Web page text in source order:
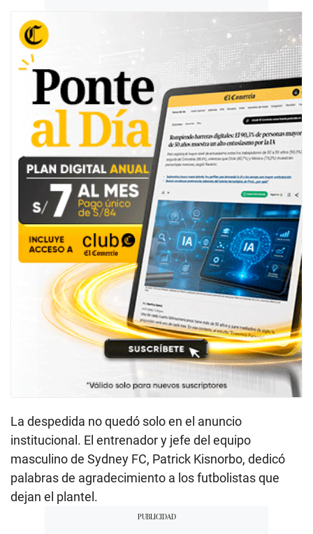
La despedida no quedó solo en el anuncio
institucional. El entrenador y jefe del equipo
masculino de Sydney FC, Patrick Kisnorbo, dedicó
palabras de agradecimiento a los futbolistas que
dejan el plantel.